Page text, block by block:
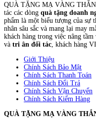
QUÀ TẶNG MẠ VÀNG
tác các dòng quà tặng doanh
phẩm là một biểu tượng của sự
nhân sâu sắc và mang lại may
khách hàng trong việc nâng
và tri ân đối tác , khách hàng
Giới Thiệu
Chính Sách Bảo Mật
Chính Sách Thanh Toán
Chính Sách Đổi Trả
Chính Sách Vận Chuyển
Chính Sách Kiểm Hàng
QUÀ TẶNG MẠ VÀNG